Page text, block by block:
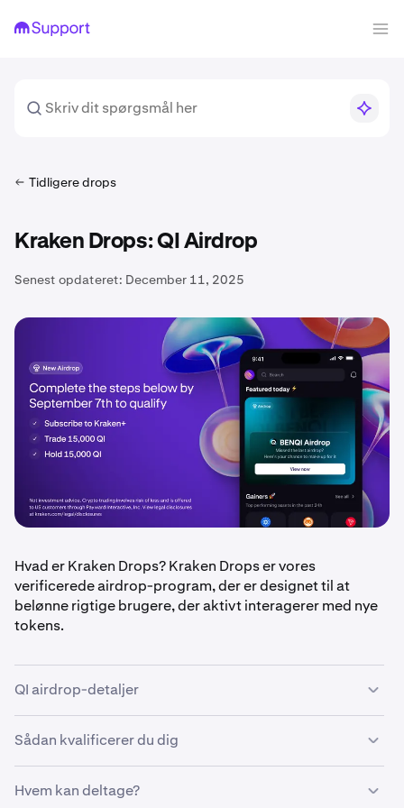
Tidligere drops
Kraken Drops: QI Airdrop
Senest opdateret: December 11, 2025
Hvad er Kraken Drops? Kraken Drops er vores
verificerede airdrop-program, der er designet til at
belønne rigtige brugere, der aktivt interagerer med nye
tokens.
QI airdrop-detaljer
•
Airdrop-beløb: 250.000 $ i QI-tokens, fordelt ligeligt
mellem kvalificerede brugere
•
Kvalifikationsperiode: 1. september – 7. september
Sådan kvalificerer du dig
• Vær en Kraken+-abonnent
Hvem kan deltage?